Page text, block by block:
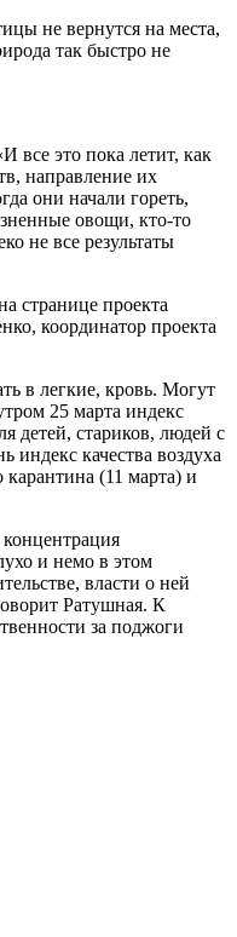
не вернутся на места,
так быстро не
все это пока летит, как
направление их
они начали гореть,
овощи, кто-то
не все результаты
странице проекта
координатор проекта
в легкие, кровь. Могут
25 марта индекс
детей, стариков, людей с
индекс качества воздуха
(11 марта) и
и немо в этом
власти о ней
Ратушная. К
за поджоги